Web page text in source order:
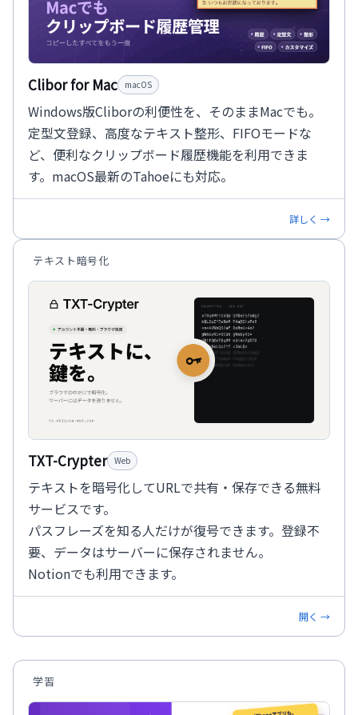
Clibor for Mac macOS
Windows版Cliborの利便性を、そのままMacでも。
定型文登録、高度なテキスト整形、FIFOモードな
ど、便利なクリップボード履歴機能を利用できま
す。macOS最新のTahoeにも対応。
詳しく →
テキスト暗号化
TXT-Crypter Web
テキストを暗号化してURLで共有・保存できる無料
サービスです。
パスフレーズを知る人だけが復号できます。登録不
要、データはサーバーに保存されません。
Notionでも利用できます。
開く →
学習